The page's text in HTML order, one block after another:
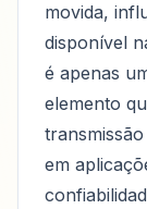
movida,
disponível
é apenas
elemento
em